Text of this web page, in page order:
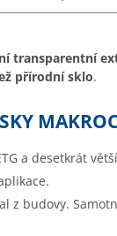
transparentní
přírodní sklo.
a desetkrát
z budovy.